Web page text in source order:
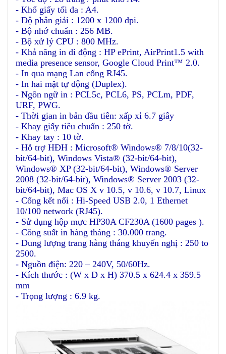
- Khổ giấy tối đa : A4.
- Độ phân giải : 1200 x 1200 dpi.
- Bộ nhớ chuẩn : 256 MB.
- Bộ xử lý CPU : 800 MHz.
- Khả năng in di động : HP ePrint, AirPrint1.5 with
media presence sensor, Google Cloud Print™ 2.0.
- In qua mạng Lan cổng RJ45.
- In hai mặt tự động (Duplex).
- Ngôn ngữ in : PCL5c, PCL6, PS, PCLm, PDF,
URF, PWG.
- Thời gian in bản đầu tiên: xấp xỉ 6.7 giây
- Khay giấy tiêu chuẩn : 250 tờ.
- Khay tay : 10 tờ.
- Hỗ trợ HĐH : Microsoft® Windows® 7/8/10(32-
bit/64-bit), Windows Vista® (32-bit/64-bit),
Windows® XP (32-bit/64-bit), Windows® Server
2008 (32-bit/64-bit), Windows® Server 2003 (32-
bit/64-bit), Mac OS X v 10.5, v 10.6, v 10.7, Linux
- Cổng kết nối : Hi-Speed USB 2.0, 1 Ethernet
10/100 network (RJ45).
- Sử dụng hộp mực HP30A CF230A (1600 pages ).
- Công suất in hàng tháng : 30.000 trang.
- Dung lượng trang hàng tháng khuyến nghị : 250 to
2500.
- Nguồn điện: 220 – 240V, 50/60Hz.
- Kích thước : (W x D x H) 370.5 x 624.4 x 359.5
mm
- Trọng lượng : 6.9 kg.